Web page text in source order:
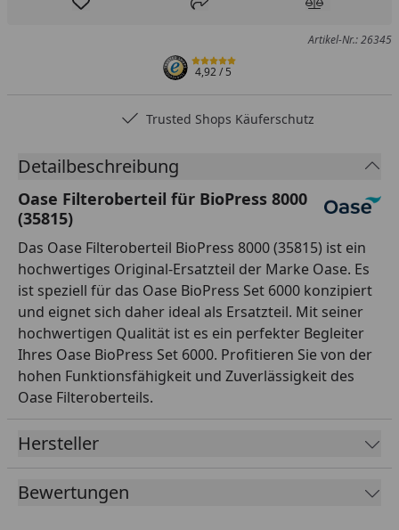
Produkt zur Wunschliste hinzufügen
Teilen Produkt
Artikel-Nr.: 26345
4,92/ 5
Trusted Shops Käuferschutz
Detailbeschreibung
Oase Filteroberteil für BioPress 8000
(35815)
Das Oase Filteroberteil BioPress 8000 (35815) ist ein
hochwertiges Original-Ersatzteil der Marke Oase. Es
ist speziell für das Oase BioPress Set 6000 konzipiert
und eignet sich daher ideal als Ersatzteil. Mit seiner
hochwertigen Qualität ist es ein perfekter Begleiter
Ihres Oase BioPress Set 6000. Profitieren Sie von der
hohen Funktionsfähigkeit und Zuverlässigkeit des
Oase Filteroberteils.
Hersteller
Bewertungen